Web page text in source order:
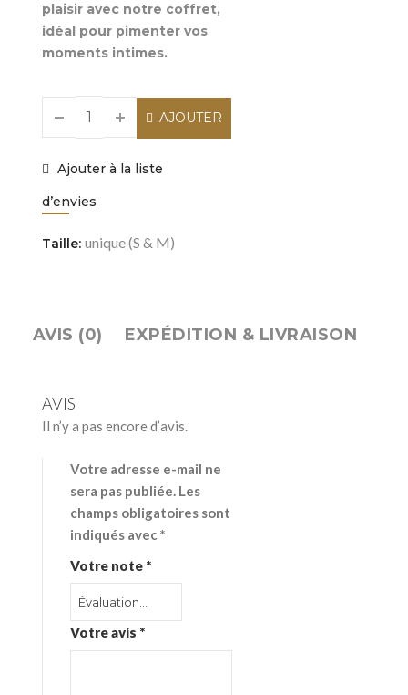
plaisir avec notre coffret,
idéal pour pimenter vos
moments intimes.
AJOUTER
Ajouter à la liste
d’envies
Taille: unique (S & M)
AVIS (0) EXPÉDITION & LIVRAISON
AVIS
Il n’y a pas encore d’avis.
Votre adresse e-mail ne
sera pas publiée. Les
champs obligatoires sont
indiqués avec *
Votre note *
Votre avis *